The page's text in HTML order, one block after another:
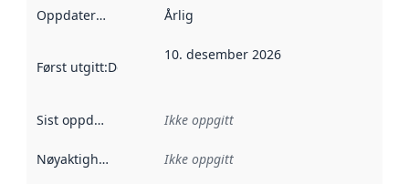
Oppdateringsfrekvens :
Årlig
Først utgitt:Denne datoen sier når dataene i dette
10. desember 2026
Sist oppdatert Ikke oppgitt
Nøyaktighet Ikke oppgitt